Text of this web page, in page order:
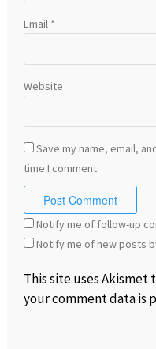
Email *
Website
Save my name, email,
time I comment.
Notify me of follow-up
Notify me of new posts
This site uses Akismet
your comment data is